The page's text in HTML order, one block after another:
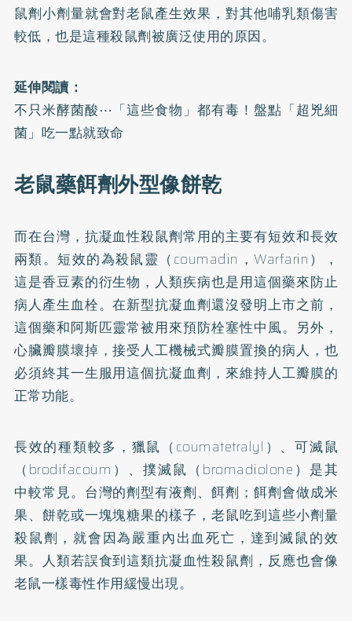
鼠劑小劑量就會對老鼠產生效果，對其他哺乳類傷害
較低，也是這種殺鼠劑被廣泛使用的原因。
延伸閱讀：
不只米酵菌酸⋯「這些食物」都有毒！盤點「超兇細
菌」吃一點就致命
老鼠藥餌劑外型像餅乾
而在台灣，抗凝血性殺鼠劑常用的主要有短效和長效
兩類。短效的為殺鼠靈（coumadin，Warfarin），
這是香豆素的衍生物，人類疾病也是用這個藥來防止
病人產生血栓。在新型抗凝血劑還沒發明上市之前，
這個藥和阿斯匹靈常被用來預防栓塞性中風。另外，
心臟瓣膜壞掉，接受人工機械式瓣膜置換的病人，也
必須終其一生服用這個抗凝血劑，來維持人工瓣膜的
正常功能。
長效的種類較多，獵鼠（coumatetralyl）、可滅鼠
（brodifacoum）、撲滅鼠（bromadiolone）是其
中較常見。台灣的劑型有液劑、餌劑；餌劑會做成米
果、餅乾或一塊塊糖果的樣子，老鼠吃到這些小劑量
殺鼠劑，就會因為嚴重內出血死亡，達到滅鼠的效
果。人類若誤食到這類抗凝血性殺鼠劑，反應也會像
老鼠一樣毒性作用緩慢出現。